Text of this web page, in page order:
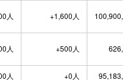
人 +1,600人
人 +500人
人 +0人